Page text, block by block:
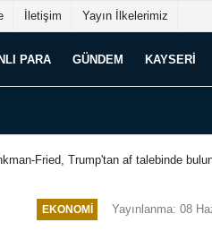
İletişim Yayın İlkelerimiz
PARA GÜNDEM KAYSERI
Fried, Trump'tan af talebinde
EKONOMI Yayınlanma: 08